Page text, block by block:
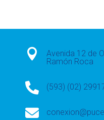

Avenida 12 de
Ramón Roca
 (593) (02)
